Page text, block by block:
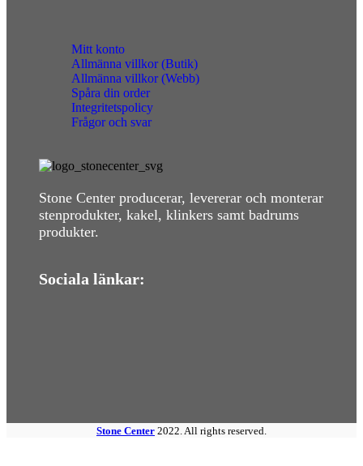
Mitt konto
Allmänna villkor (Butik)
Allmänna villkor (Webb)
Spåra din order
Integritetspolicy
Frågor och svar
Stone Center producerar, levererar och monterar
stenprodukter, kakel, klinkers samt badrums
produkter.
Sociala länkar:
Stone Center 2022. All rights reserved.